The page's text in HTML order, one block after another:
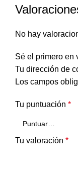
No hay
Sé el primero en
Tu dirección de
Los campos
Tu puntuación *
Tu valoración *